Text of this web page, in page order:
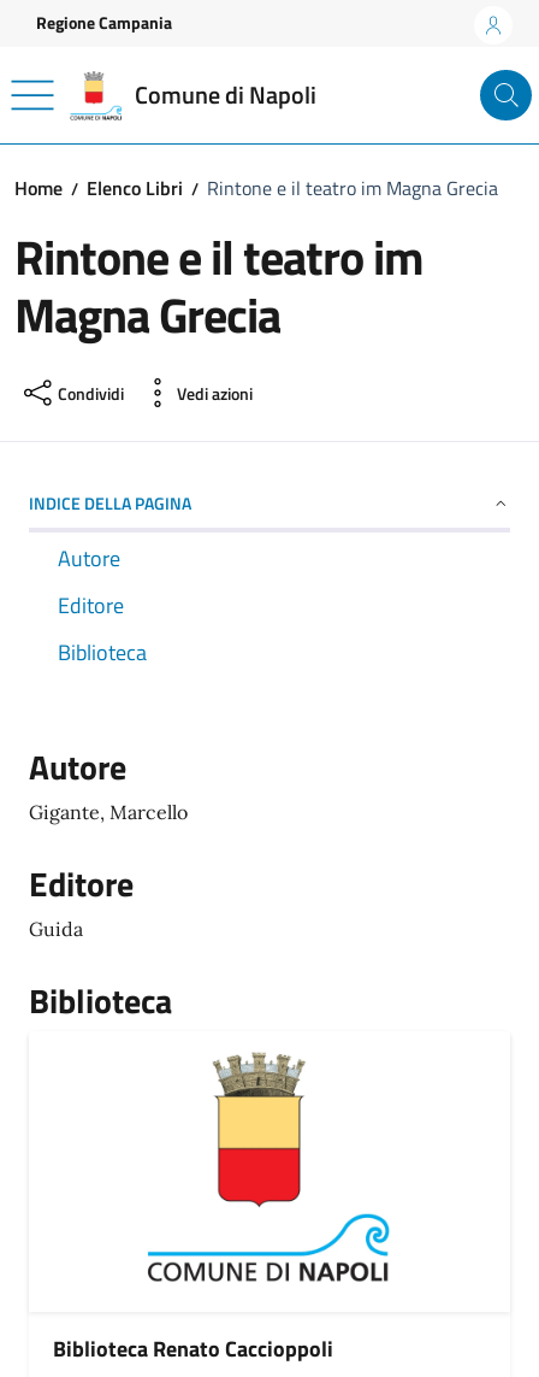
Vai ai contenuti
Vai al footer
Regione Campania
Comune di Napoli
Home Elenco Libri Rintone e il teatro im Magna Grecia
Rintone e il teatro im
Magna Grecia
Condividi Vedi azioni
INDICE DELLA PAGINA
Autore
Editore
Biblioteca
Autore
Gigante, Marcello
Editore
Guida
Biblioteca
Biblioteca Renato Caccioppoli